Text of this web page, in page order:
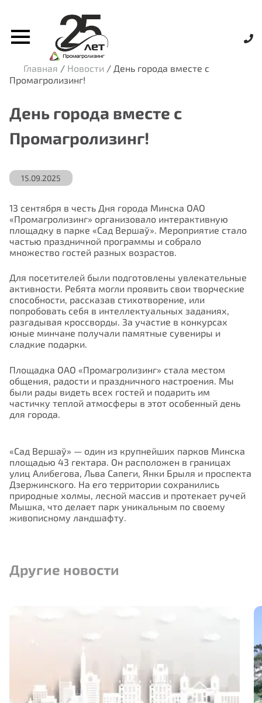
Главная / Новости / День города вместе с
Промагролизинг!
День города вместе с
Промагролизинг!
15.09.2025
13 сентября в честь Дня города Минска ОАО
«Промагролизинг» организовало интерактивную
площадку в парке «Сад Вершаў». Мероприятие стало
частью праздничной программы и собрало
множество гостей разных возрастов.
Для посетителей были подготовлены увлекательные
активности. Ребята могли проявить свои творческие
способности, рассказав стихотворение, или
попробовать себя в интеллектуальных заданиях,
разгадывая кроссворды. За участие в конкурсах
юные минчане получали памятные сувениры и
сладкие подарки.
Площадка ОАО «Промагролизинг» стала местом
общения, радости и праздничного настроения. Мы
были рады видеть всех гостей и подарить им
частичку теплой атмосферы в этот особенный день
для города.
«Сад Вершаў» — один из крупнейших парков Минска
площадью 43 гектара. Он расположен в границах
улиц Алибегова, Льва Сапеги, Янки Брыля и проспекта
Дзержинского. На его территории сохранились
природные холмы, лесной массив и протекает ручей
Мышка, что делает парк уникальным по своему
живописному ландшафту.
Другие новости